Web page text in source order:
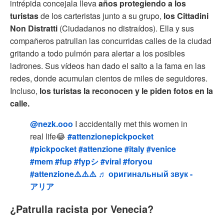
intrépida concejala llevaaños protegiendo a los
turistasde los carteristas junto a su grupo, los Cittadini
Non Distratti (Ciudadanos no distraídos). Ella y sus
compañeros patrullan las concurridas calles de la ciudad
gritando a todo pulmón para alertar a los posibles
ladrones. Sus vídeos han dado el salto a la fama en las
redes, donde acumulan cientos de miles de seguidores.
Incluso, los turistas la reconocen y le piden fotos en la
calle.
@nezk.ooo I accidentally met this women in
real life😂 #attenzionepickpocket
#pickpocket#attenzione#italy#venice
#mem#fup#fypシ#viral#foryou
#attenzione⚠️⚠️⚠️ ♬ оригинальный звук -
アリア
¿Patrulla racista por Venecia?